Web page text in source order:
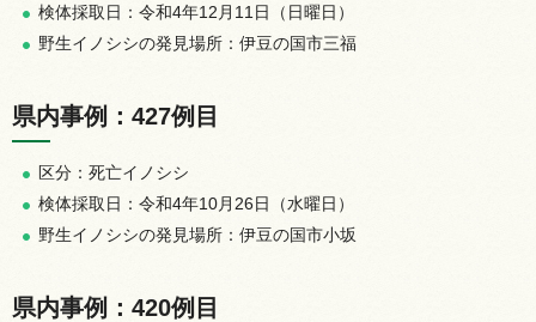
検体採取日：令和4年12月11日（日曜日）
野生イノシシの発見場所：伊豆の国市三福
県内事例：427例目
区分：死亡イノシシ
検体採取日：令和4年10月26日（水曜日）
野生イノシシの発見場所：伊豆の国市小坂
県内事例：420例目